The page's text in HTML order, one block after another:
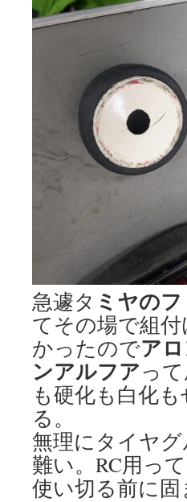
急遽タ ミヤの
てその場で組付
かったのでア
ンアルフアっ
も硬化も白化も
る。
無理にタイヤ
難い。RC用って
使い切る前に